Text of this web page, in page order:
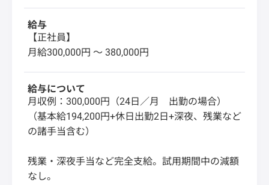
給与
【正社員】
月給300,000円 〜 380,000円
給与について
月収例：300,000円（24日／月 出勤の場合）
（基本給194,200円+休日出勤2日+深夜、残業など
の諸手当含む）
残業・深夜手当など完全支給。試用期間中の減額
なし。